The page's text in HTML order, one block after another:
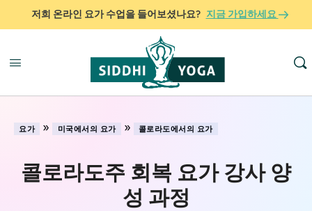
저희 온라인 요가 수업을 들어보셨나요? 지금 가입하세요
요가 » 미국에서의 요가 » 콜로라도에서의 요가
콜로라도주 회복 요가 강사 양
성 과정